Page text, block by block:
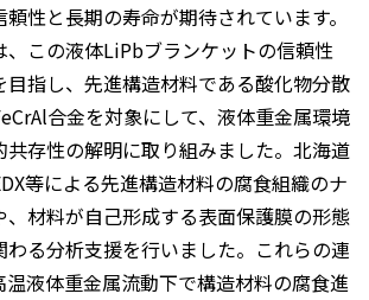
性と長期の寿命が期待されています。
、この液体LiPbブランケットの信頼性
目指し、先進構造材料である酸化物分散
合金を対象にして、液体重金属環境
共存性の解明に取り組みました。北海道
等による先進構造材料の腐食組織のナ
、材料が自己形成する表面保護膜の形態
る分析支援を行いました。これらの連
液体重金属流動下で構造材料の腐食進